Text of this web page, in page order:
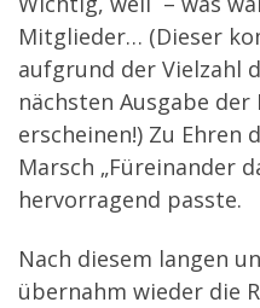
Mitglieder… (Dieser
aufgrund der Vielzahl
nächsten Ausgabe
erscheinen!) Zu Ehren
Marsch „Füreinander
hervorragend passte.
Nach diesem langen
übernahm wieder die